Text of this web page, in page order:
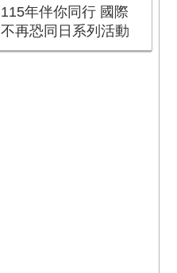
115年伴你同行 國際
不再恐同日系列活動